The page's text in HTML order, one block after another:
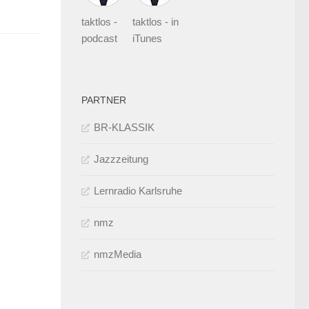
taktlos -
podcast
taktlos - in
iTunes
PARTNER
BR-KLASSIK
Jazzzeitung
Lernradio Karlsruhe
nmz
nmzMedia